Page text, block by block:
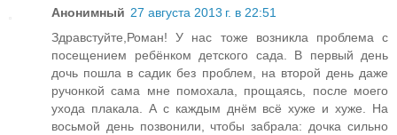
Анонимный 27 августа 2013 г. в 22:51
Здравстуйте,Роман! У нас тоже возникла проблема с
посещением ребёнком детского сада. В первый день
дочь пошла в садик без проблем, на второй день даже
ручонкой сама мне помохала, прощаясь, после моего
ухода плакала. А с каждым днём всё хуже и хуже. На
восьмой день позвонили, чтобы забрала: дочка сильно